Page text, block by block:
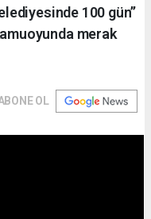
100 gün’’
merak
OL